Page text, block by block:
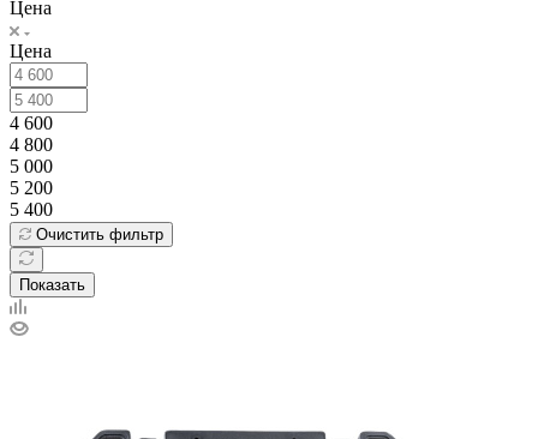
Цена
Цена
4 600
4 800
5 000
5 200
5 400
Очистить фильтр
Показать